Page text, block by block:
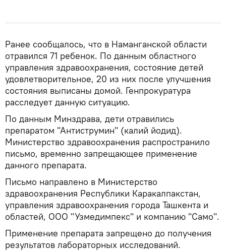
Ранее сообщалось, что в Наманганской области
отравился 71 ребенок. По данным областного
управления здравоохранения, состояние детей
удовлетворительное, 20 из них после улучшения
состояния выписаны домой. Генпрокуратура
расследует данную ситуацию.
По данным Минздрава, дети отравились
препаратом "Антиструмин" (калий йодид).
Министерство здравоохранения распространило
письмо, временно запрещающее применение
данного препарата.
Письмо направлено в Министерство
здравоохранения Республики Каракалпакстан,
управления здравоохранения города Ташкента и
областей, ООО "Узмедимпекс" и компанию "Само".
Применение препарата запрещено до получения
результатов лабораторных исследований.